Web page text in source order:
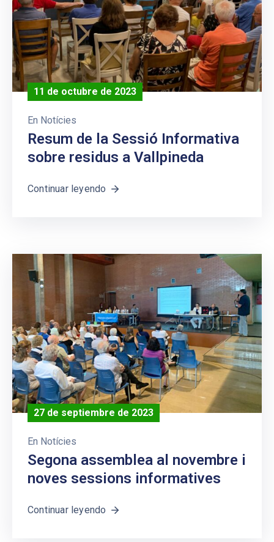
11 de octubre de 2023
En Notícies
Resum de la Sessió Informativa
sobre residus a Vallpineda
Continuar leyendo
27 de septiembre de 2023
En Notícies
Segona assemblea al novembre i
noves sessions informatives
Continuar leyendo